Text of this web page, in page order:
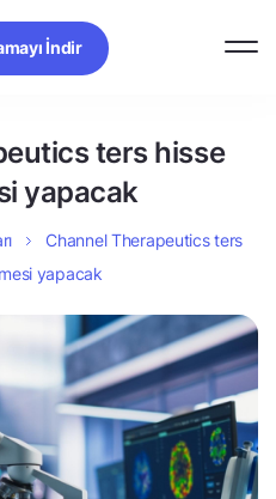
İndir
ters hisse
yapacak
Channel Therapeutics ters
yapacak